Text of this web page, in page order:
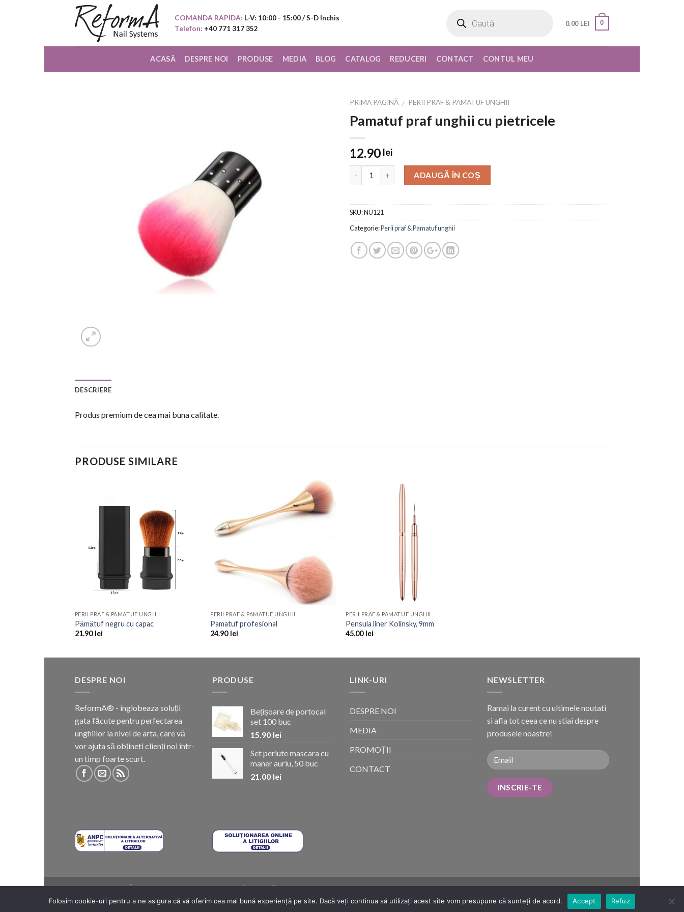
COMANDA RAPIDA: L-V: 10:00 - 15:00 / S-D Inchis
Telefon: +40 771 317 352
search
0.00 LEI 0
ACASĂ DESPRE NOI PRODUSE MEDIA BLOG CATALOG REDUCERI CONTACT CONTUL MEU
PRIMA PAGINĂ / PERII PRAF & PAMATUF UNGHII
Pamatuf praf unghii cu pietricele
12.90 lei
ADAUGĂ ÎN COȘ
SKU:NU121
Categorie:Perii praf & Pamatuf unghii
DESCRIERE
Produs premium de cea mai buna calitate.
PRODUSE SIMILARE
Wishlist
PERII PRAF & PAMATUF UNGHII
Pămătuf negru cu capac
21.90 lei
Add to
Wishlist
PERII PRAF & PAMATUF UNGHII
Pamatuf profesional
24.90 lei
PERII PRAF & PAMATUF UNGHII
Pensula liner Kolinsky, 9mm
45.00 lei
DESPRE NOI
ReformA® - inglobeaza soluții
gata făcute pentru perfectarea
unghiilor la nivel de arta, care vă
vor ajuta să obțineti clienți noi într-
un timp foarte scurt.
PRODUSE
Bețișoare de portocal
set 100 buc
15.90 lei
Set periute mascara cu
maner auriu, 50 buc
21.00 lei
LINK-URI
DESPRE NOI
MEDIA
PROMOȚII
CONTACT
NEWSLETTER
Ramai la curent cu ultimele noutati
si afla tot ceea ce nu stiai despre
produsele noastre!
METODE DE PLATĂ COSTURI DE LIVRARE TERMENI ȘI CONDIȚII POLITICA DE RETUR ANPC ANPC SOLUTIONARE ANPC – SAL
Copyright 2026 ©Importator: SC Biton Beauty SRL, CUI: RO 37076890, sediul social: Bd Pipera 17, Voluntari
Folosim cookie-uri pentru a ne asigura că vă oferim cea mai bună experiență pe site. Dacă veți continua să utilizați acest site vom presupune că sunteți de acord. Accept Refuz